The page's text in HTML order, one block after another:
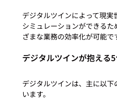
デジタルツインによって現
シミュレーションができる
デジタルツインが抱える
デジタルツインは、主に以